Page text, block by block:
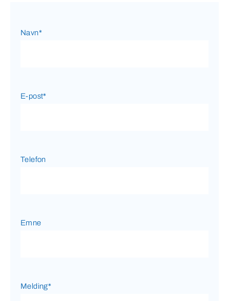
Navn*
E-post*
Telefon
Emne
Melding*